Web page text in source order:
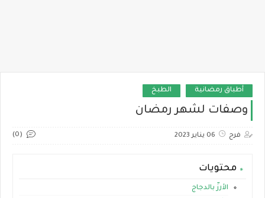
أطباق رمضانية الطبخ
وصفات لشهر رمضان
فرح 06 يناير 2023 (0)
محتويات
الأرزّ بالدجاج